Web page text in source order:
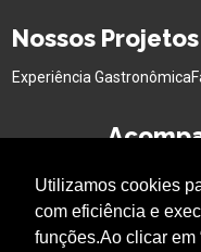
Utilizamos cookies
com eficiência e
funções.Ao clicar em
Nossos Projetos
Experiência Gastronômica